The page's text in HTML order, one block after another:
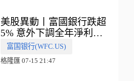
美股異動丨富國銀行跌超
5% 意外下調全年淨利息
收入指引
富国银行(WFC.US)
格隆匯 07-15 21:47